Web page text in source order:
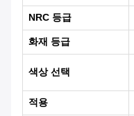
NRC 등급
화재 등급
색상 선택
적용